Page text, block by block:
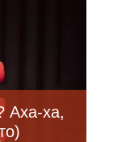
Аха-ха,